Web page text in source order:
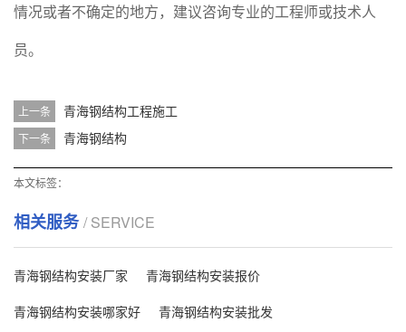
情况或者不确定的地方，建议咨询专业的工程师或技术人
员。
上一条 青海钢结构工程施工
下一条 青海钢结构
本文标签：
相关服务/ SERVICE
青海钢结构安装厂家
青海钢结构安装报价
青海钢结构安装哪家好
青海钢结构安装批发